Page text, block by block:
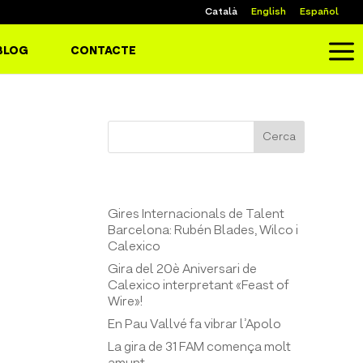
Català English Español
CONTACTE a
Cerca
Gires Internacionals de Talent
Barcelona: Rubén Blades, Wilco i
Calexico
Gira del 20è Aniversari de
Calexico interpretant «Feast of
Wire»!
En Pau Vallvé fa vibrar l’Apolo
La gira de 31 FAM comença molt